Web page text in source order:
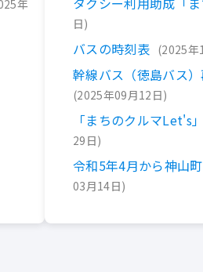
年
日
バスの時刻表 2025年
幹線バス（徳島バス
2025年09月12日
「まちのクルマLet's
29日
令和5年4月から神山
03月14日